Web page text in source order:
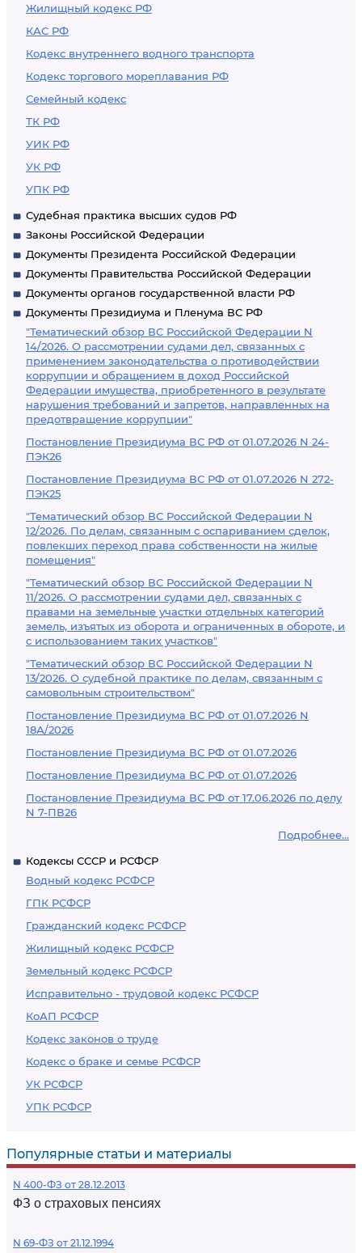
Жилищный кодекс РФ
КАС РФ
Кодекс внутреннего водного транспорта
Кодекс торгового мореплавания РФ
Семейный кодекс
ТК РФ
УИК РФ
УК РФ
УПК РФ
Судебная практика высших судов РФ
Законы Российской Федерации
Документы Президента Российской Федерации
Документы Правительства Российской Федерации
Документы органов государственной власти РФ
Документы Президиума и Пленума ВС РФ
"Тематический обзор ВС Российской Федерации N
14/2026. О рассмотрении судами дел, связанных с
применением законодательства о противодействии
коррупции и обращением в доход Российской
Федерации имущества, приобретенного в результате
нарушения требований и запретов, направленных на
предотвращение коррупции"
Постановление Президиума ВС РФ от 01.07.2026 N 24-
ПЭК26
Постановление Президиума ВС РФ от 01.07.2026 N 272-
ПЭК25
"Тематический обзор ВС Российской Федерации N
12/2026. По делам, связанным с оспариванием сделок,
повлекших переход права собственности на жилые
помещения"
"Тематический обзор ВС Российской Федерации N
11/2026. О рассмотрении судами дел, связанных с
правами на земельные участки отдельных категорий
земель, изъятых из оборота и ограниченных в обороте, и
с использованием таких участков"
"Тематический обзор ВС Российской Федерации N
13/2026. О судебной практике по делам, связанным с
самовольным строительством"
Постановление Президиума ВС РФ от 01.07.2026 N
18А/2026
Постановление Президиума ВС РФ от 01.07.2026
Постановление Президиума ВС РФ от 01.07.2026
Постановление Президиума ВС РФ от 17.06.2026 по делу
N 7-ПВ26
Подробнее...
Кодексы СССР и РСФСР
Водный кодекс РСФСР
ГПК РСФСР
Гражданский кодекс РСФСР
Жилищный кодекс РСФСР
Земельный кодекс РСФСР
Исправительно - трудовой кодекс РСФСР
КоАП РСФСР
Кодекс законов о труде
Кодекс о браке и семье РСФСР
УК РСФСР
УПК РСФСР
Популярные статьи и материалы
N 400-ФЗ от 28.12.2013
ФЗ о страховых пенсиях
N 69-ФЗ от 21.12.1994